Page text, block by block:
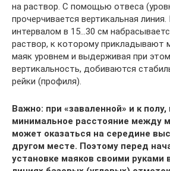
на раствор. С помощью отвеса
прочерчивается вертикальная
интервалом в 15…30 см
раствор, к которому прикладывают
маяк уровнем и выдерживая при
вертикальность, добиваются
рейки (профиля).
Важно: при «заваленной» и к полу,
минимальное расстояние между
может оказаться на середине
другом месте. Поэтому перед
установке маяков своими руками